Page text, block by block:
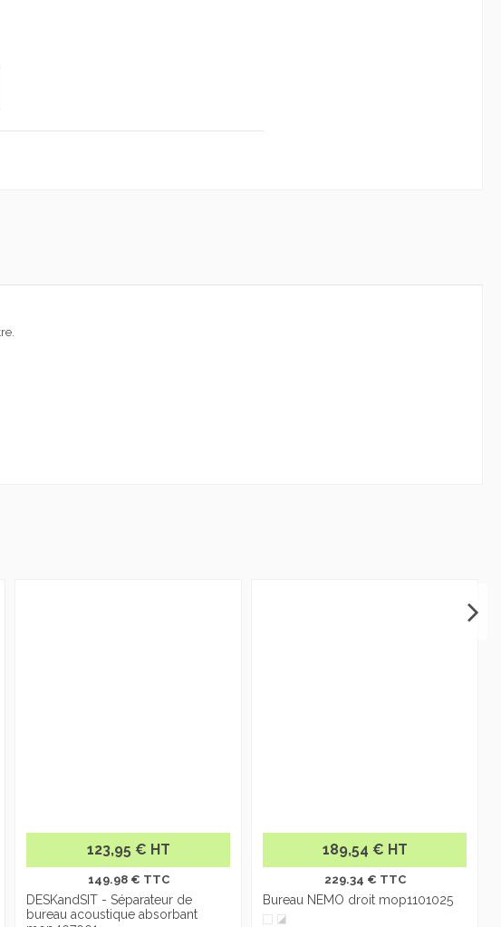
.
123,95 € HT
149.98 € TTC
DESKandSIT - Séparateur de
bureau acoustique absorbant
189,54 € HT
229.34 € TTC
Bureau NEMO droit mop1101025